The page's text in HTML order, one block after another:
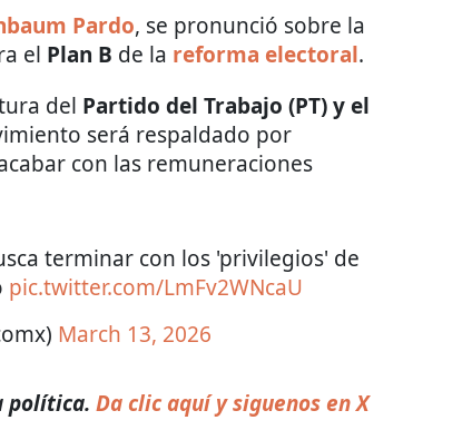
Pardo, se pronunció sobre la
el Plan B de la reforma electoral.
del Partido del Trabajo (PT) y el
será respaldado por
con las remuneraciones
terminar con los 'privilegios' de
pic.twitter.com/LmFv2WNcaU
March 13, 2026
política. Da clic aquí y siguenos en X